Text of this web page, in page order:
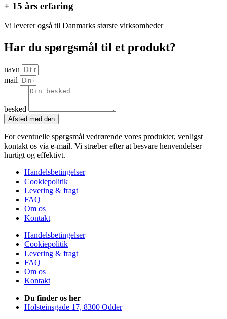
+ 15 års erfaring
Vi leverer også til Danmarks største virksomheder
Har du spørgsmål til et produkt?
navn
mail
besked
Afsted med den
For eventuelle spørgsmål vedrørende vores produkter, venligst
kontakt os via e-mail. Vi stræber efter at besvare henvendelser
hurtigt og effektivt.
Handelsbetingelser
Cookiepolitik
Levering & fragt
FAQ
Om os
Kontakt
Handelsbetingelser
Cookiepolitik
Levering & fragt
FAQ
Om os
Kontakt
Du finder os her
Holsteinsgade 17, 8300 Odder